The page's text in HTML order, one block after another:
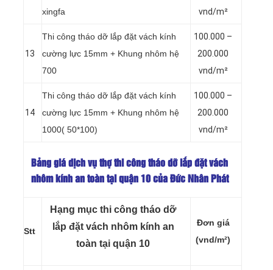
xingfa
vnd/m²
13
Thi công tháo dỡ lắp đặt vách kính
cường lực 15mm + Khung nhôm hệ
700
100.000 –
200.000
vnd/m²
14
Thi công tháo dỡ lắp đặt vách kính
cường lực 15mm + Khung nhôm hệ
1000( 50*100)
100.000 –
200.000
vnd/m²
Bảng giá dịch vụ thợ thi công tháo dỡ lắp đặt vách
nhôm kính an toàn tại quận 10 của Đức Nhân Phát
Stt
Hạng mục thi công tháo dỡ
lắp đặt vách nhôm kính an
toàn tại quận 10
Đơn giá
(vnd/m²)